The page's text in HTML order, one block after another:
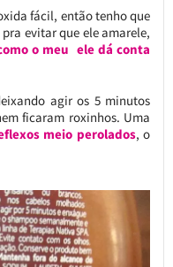
fácil, então tenho que
evitar que ele amarele,
o meu ele dá conta
agir os 5 minutos
ficaram roxinhos. Uma
meio perolados, o